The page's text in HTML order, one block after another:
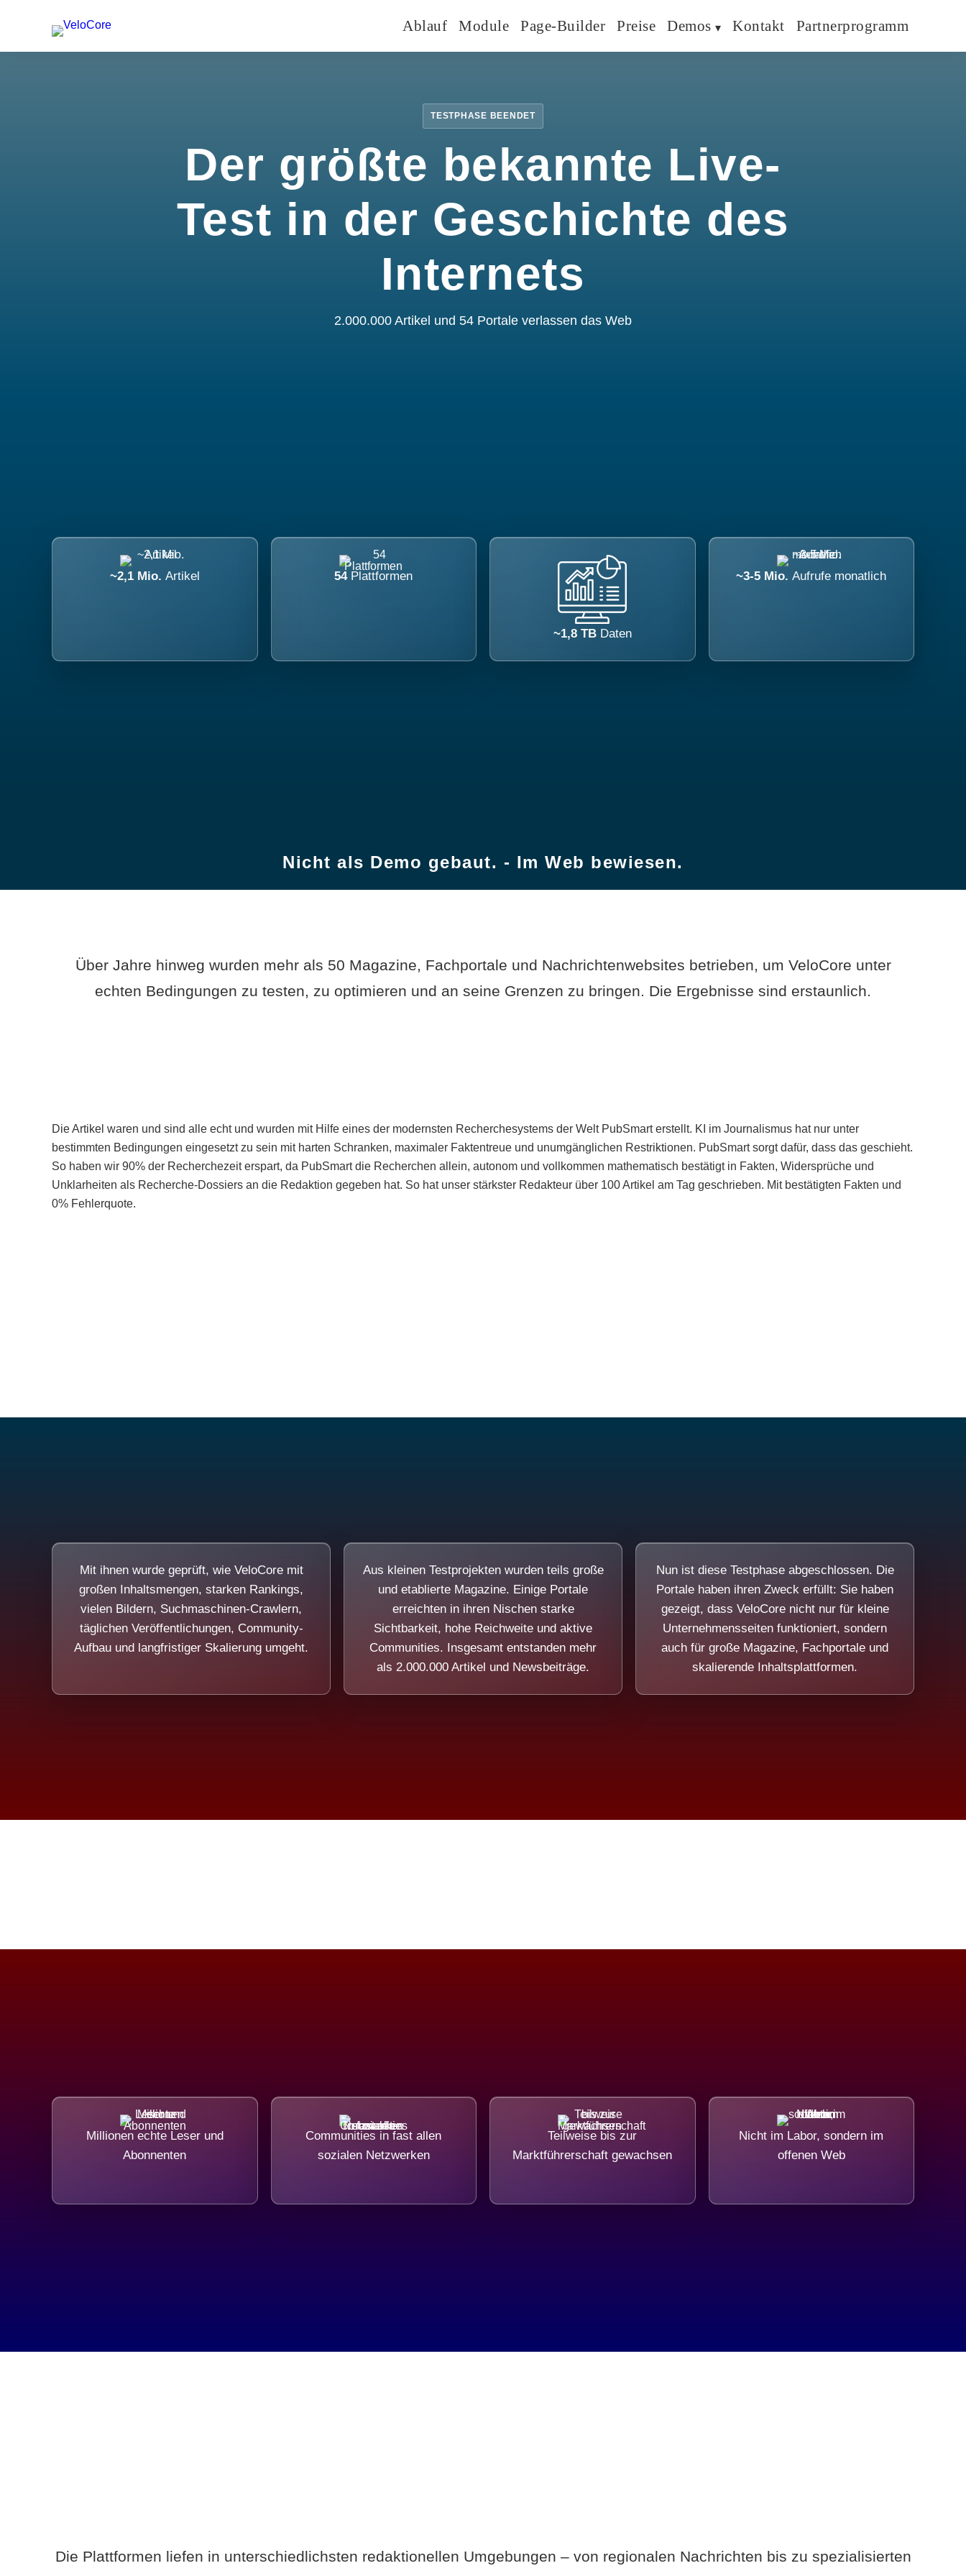
Ablauf Module Page-Builder Preise Demos Kontakt Partnerprogramm
TESTPHASE BEENDET
Der größte bekannte Live-
Test in der Geschichte des
Internets
2.000.000 Artikel und 54 Portale verlassen das Web
~2,1 Mio. Artikel 54 Plattformen
~1,8 TB Daten
~3-5 Mio.Aufrufe monatlich
Nicht als Demo gebaut. - Im Web bewiesen.
Über Jahre hinweg wurden mehr als 50 Magazine, Fachportale und Nachrichtenwebsites betrieben, um VeloCore unter
echten Bedingungen zu testen, zu optimieren und an seine Grenzen zu bringen. Die Ergebnisse sind erstaunlich.
Die Artikel waren und sind alle echt und wurden mit Hilfe eines der modernsten Recherchesystems der Welt PubSmart erstellt. KI im Journalismus hat nur unter
bestimmten Bedingungen eingesetzt zu sein mit harten Schranken, maximaler Faktentreue und unumgänglichen Restriktionen. PubSmart sorgt dafür, dass das geschieht.
So haben wir 90% der Recherchezeit erspart, da PubSmart die Recherchen allein, autonom und vollkommen mathematisch bestätigt in Fakten, Widersprüche und
Unklarheiten als Recherche-Dossiers an die Redaktion gegeben hat. So hat unser stärkster Redakteur über 100 Artikel am Tag geschrieben. Mit bestätigten Fakten und
0% Fehlerquote.
Mit ihnen wurde geprüft, wie VeloCore mit
großen Inhaltsmengen, starken Rankings,
vielen Bildern, Suchmaschinen-Crawlern,
täglichen Veröffentlichungen, Community-
Aufbau und langfristiger Skalierung umgeht.
Aus kleinen Testprojekten wurden teils große
und etablierte Magazine. Einige Portale
erreichten in ihren Nischen starke
Sichtbarkeit, hohe Reichweite und aktive
Communities. Insgesamt entstanden mehr
als 2.000.000 Artikel und Newsbeiträge.
Nun ist diese Testphase abgeschlossen. Die
Portale haben ihren Zweck erfüllt: Sie haben
gezeigt, dass VeloCore nicht nur für kleine
Unternehmensseiten funktioniert, sondern
auch für große Magazine, Fachportale und
skalierende Inhaltsplattformen.
Millionen echte Leser und
Abonnenten
Communities in fast allen
sozialen Netzwerken
Teilweise bis zur
Marktführerschaft gewachsen
Nicht im Labor, sondern im
offenen Web
Die Plattformen liefen in unterschiedlichsten redaktionellen Umgebungen – von regionalen Nachrichten bis zu spezialisierten